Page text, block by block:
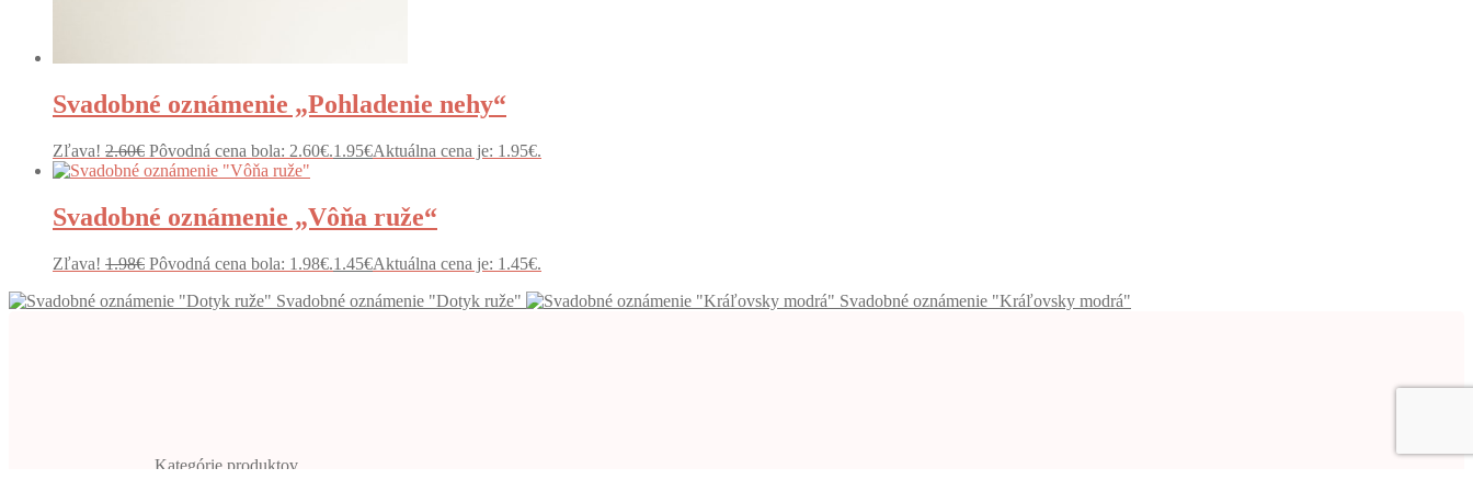
Svadobné oznámenie „Pohladenie nehy“
Zľava! 2.60€ Pôvodná cena bola: 2.60€.1.95€Aktuálna cena je: 1.95€.
Svadobné oznámenie „Vôňa ruže“
Zľava! 1.98€ Pôvodná cena bola: 1.98€.1.45€Aktuálna cena je: 1.45€.
Svadobné oznámenie "Dotyk ruže"
Svadobné oznámenie "Kráľovsky modrá"
Kategórie produktov